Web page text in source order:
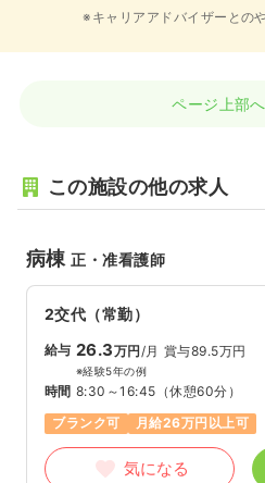
※キャリアアドバイザーとの
ページ上部
この施設の他の求人
病棟正・准看護師
2交代（常勤）
給与 26.3万円/月 賞与89.5万円
※経験5年の例
時間 8:30～16:45 （休憩60分）
ブランク可
月給26万円以上可
気になる